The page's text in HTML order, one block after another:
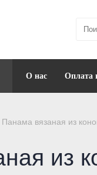
О нас Оплата
Панама вязаная из
из